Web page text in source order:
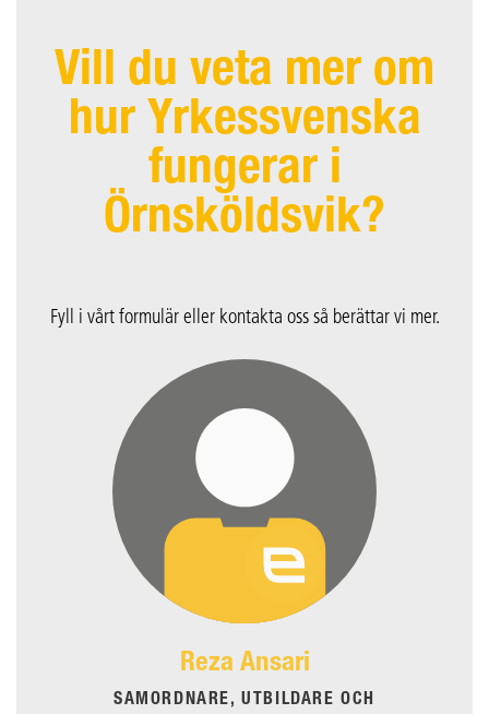
Vill du veta mer om
hur Yrkessvenska
fungerar i
Örnsköldsvik?
Fyll i vårt formulär eller kontakta oss så berättar vi mer.
Reza Ansari
SAMORDNARE, UTBILDARE OCH